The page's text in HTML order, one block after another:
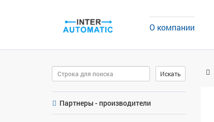
О компании
Поиск
Искать
Партнеры - производители